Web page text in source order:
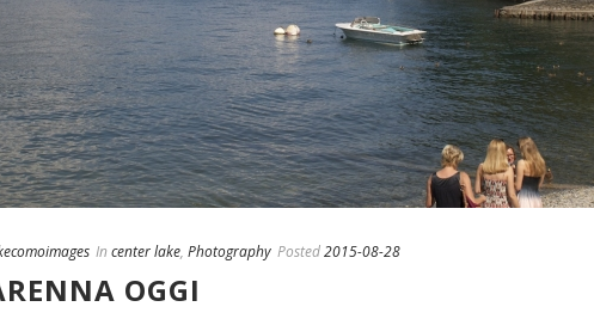
In center lake, Photography Posted2015-08-28
OGGI